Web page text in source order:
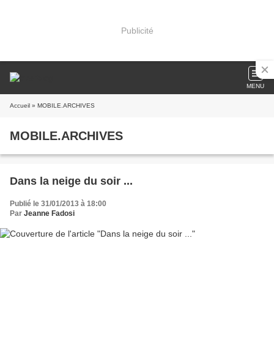
Publicité
MENU
Accueil » MOBILE.ARCHIVES
MOBILE.ARCHIVES
Dans la neige du soir ...
Publié le 31/01/2013 à 18:00
Par Jeanne Fadosi